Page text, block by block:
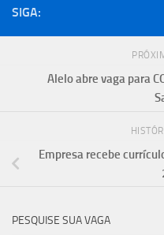
SIGA:
Alelo abre vaga para
Empresa recebe
PESQUISE SUA VAGA